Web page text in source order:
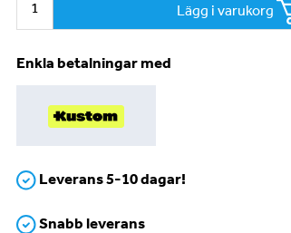
Lägg i varukorg
Enkla betalningar med
Leverans 5-10 dagar!
Snabb leverans